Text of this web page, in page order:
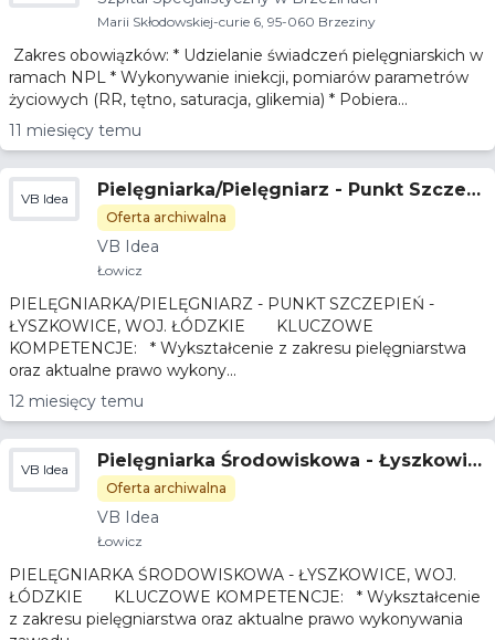
Marii Skłodowskiej-curie 6, 95-060 Brzeziny
Zakres obowiązków: * Udzielanie świadczeń pielęgniarskich w
ramach NPL * Wykonywanie iniekcji, pomiarów parametrów
życiowych (RR, tętno, saturacja, glikemia) * Pobiera...
11 miesięcy temu
VB Idea
Pielęgniarka/Pielęgniarz - Punkt Szczepi
eń - Łyszkowice, woj. łódzkie
Oferta archiwalna
VB Idea
Łowicz
PIELĘGNIARKA/PIELĘGNIARZ - PUNKT SZCZEPIEŃ -
ŁYSZKOWICE, WOJ. ŁÓDZKIE KLUCZOWE
KOMPETENCJE: * Wykształcenie z zakresu pielęgniarstwa
oraz aktualne prawo wykony...
12 miesięcy temu
VB Idea
Pielęgniarka Środowiskowa - Łyszkowic
e, woj. łódzkie
Oferta archiwalna
VB Idea
Łowicz
PIELĘGNIARKA ŚRODOWISKOWA - ŁYSZKOWICE, WOJ.
ŁÓDZKIE KLUCZOWE KOMPETENCJE: * Wykształcenie
z zakresu pielęgniarstwa oraz aktualne prawo wykonywania